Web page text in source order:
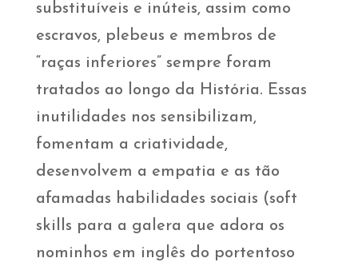
substituíveis e inúteis, assim como
escravos, plebeus e membros de
“raças inferiores” sempre foram
tratados ao longo da História. Essas
inutilidades nos sensibilizam,
fomentam a criatividade,
desenvolvem a empatia e as tão
afamadas habilidades sociais (soft
skills para a galera que adora os
nominhos em inglês do portentoso